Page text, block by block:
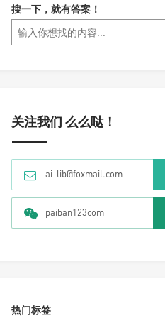
搜一下，就有答案！
关注我们 么么哒！
ai-lib@foxmail.com
paiban123com
热门标签